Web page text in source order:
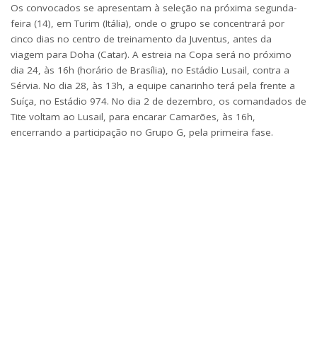
Os convocados se apresentam à seleção na próxima segunda-
feira (14), em Turim (Itália), onde o grupo se concentrará por
cinco dias no centro de treinamento da Juventus, antes da
viagem para Doha (Catar). A estreia na Copa será no próximo
dia 24, às 16h (horário de Brasília), no Estádio Lusail, contra a
Sérvia. No dia 28, às 13h, a equipe canarinho terá pela frente a
Suíça, no Estádio 974. No dia 2 de dezembro, os comandados de
Tite voltam ao Lusail, para encarar Camarões, às 16h,
encerrando a participação no Grupo G, pela primeira fase.